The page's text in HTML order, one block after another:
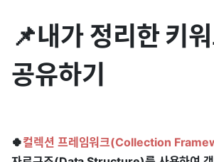
📌내가 정리한 키
공유하기
🍀컬렉션 프레임워크(Collection